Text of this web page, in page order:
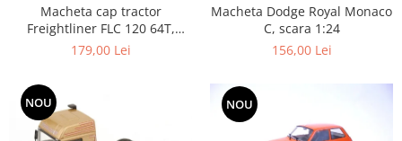
Macheta cap tractor
Freightliner FLC 120 64T,
scara 1:43
179,00 Lei
Macheta Dodge Royal Monaco
C, scara 1:24
156,00 Lei
NOU NOU